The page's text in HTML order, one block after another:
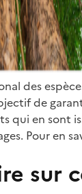
des
de
qui en sont
Pour en
sur